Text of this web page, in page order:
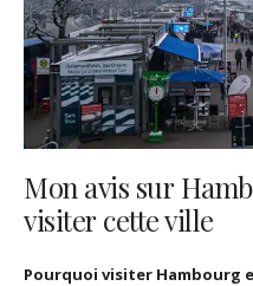
Mon avis sur
visiter cette ville
Pourquoi visiter Hambourg